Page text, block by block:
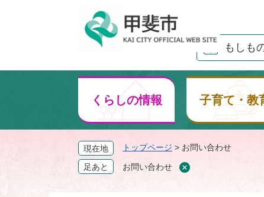
もしも
くらしの情報 子育て・教
現在地 トップページ > お問い合わせ
足あと お問い合わせ